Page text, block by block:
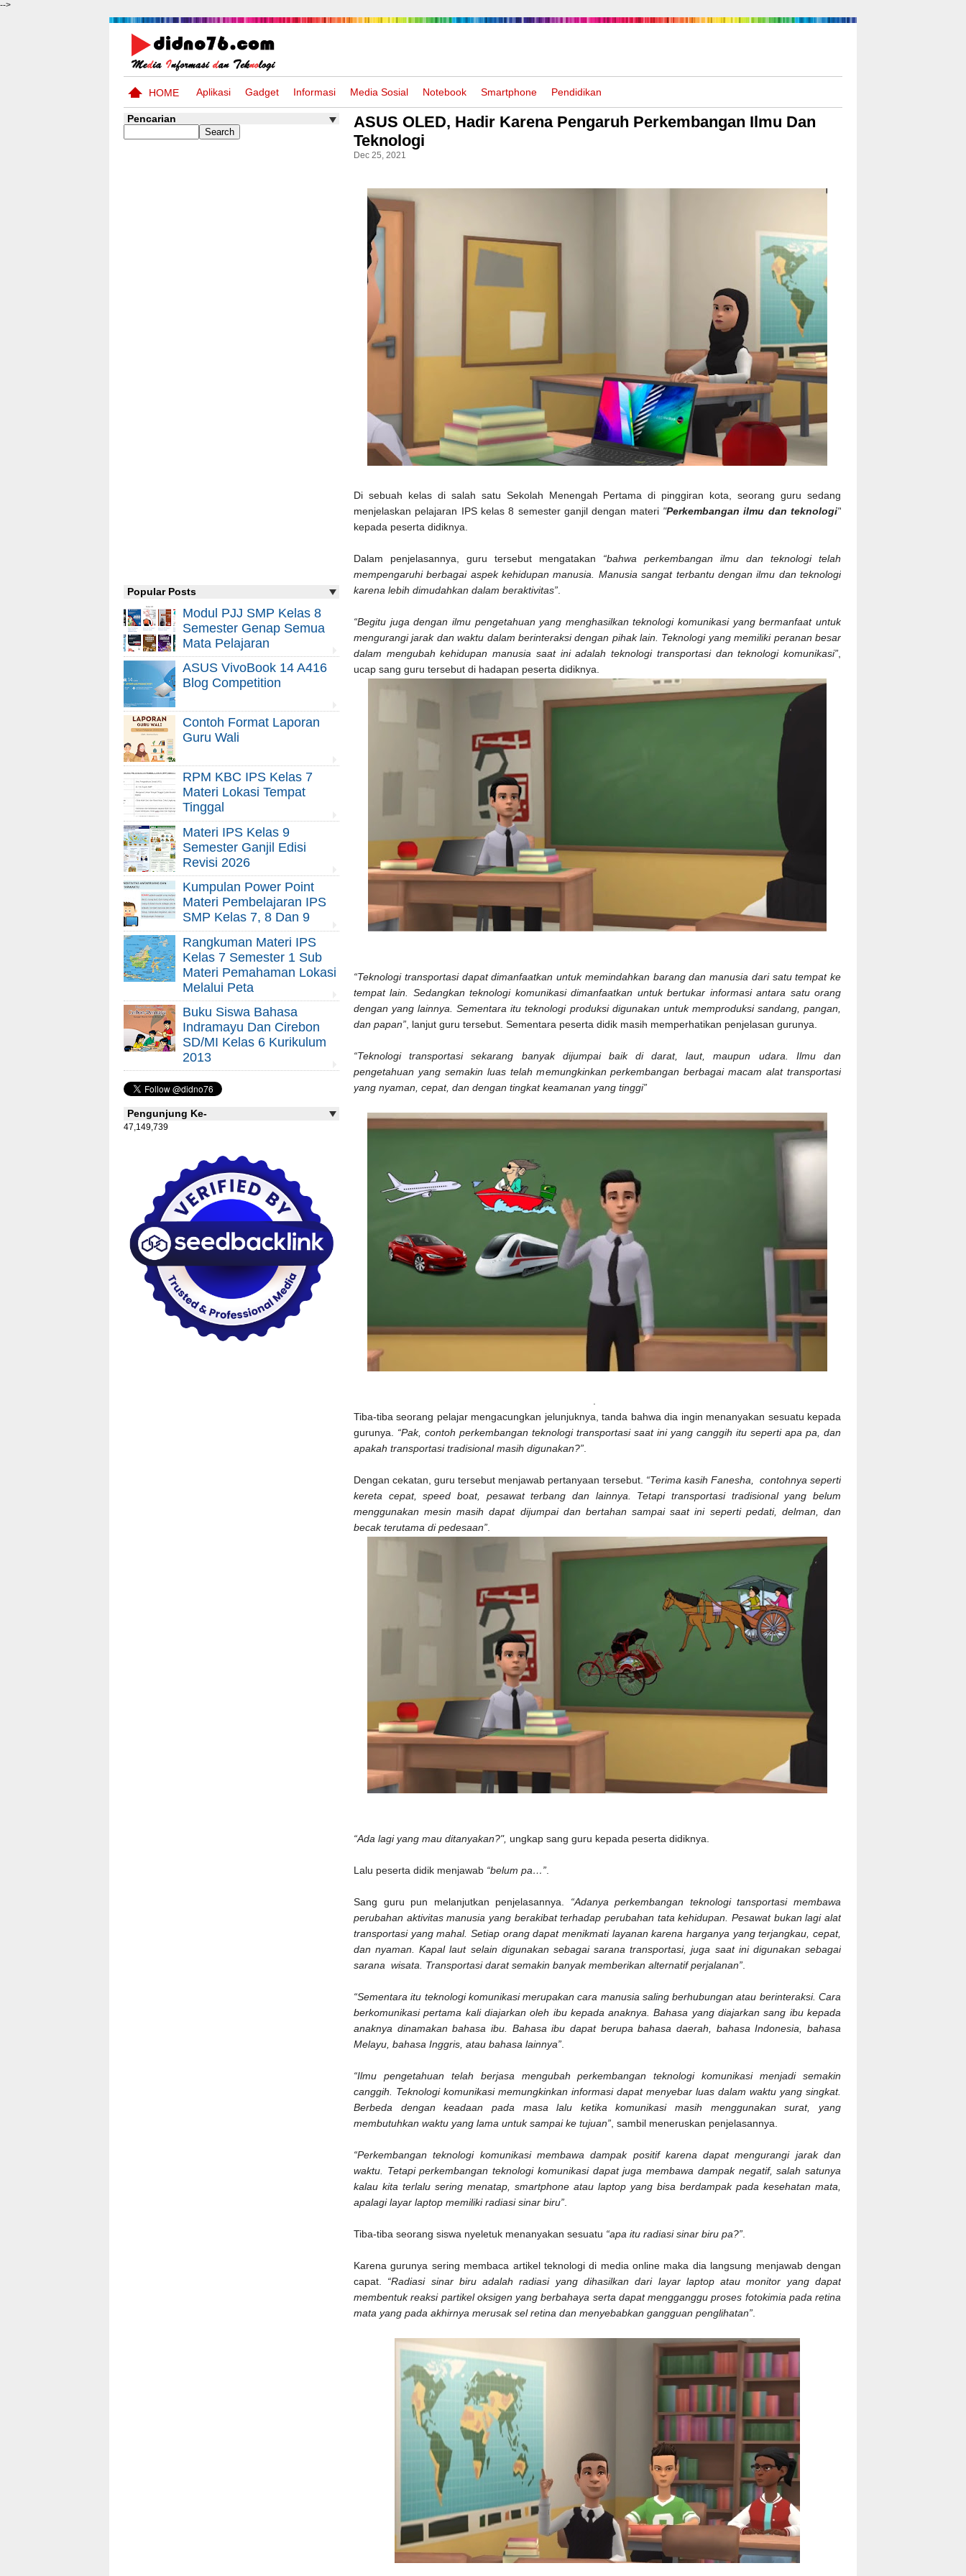
-->
HOME Aplikasi Gadget Informasi Media Sosial Notebook Smartphone Pendidikan
ASUS OLED, Hadir Karena Pengaruh Perkembangan Ilmu Dan
Teknologi
Dec 25, 2021
Di sebuah kelas di salah satu Sekolah Menengah Pertama di pinggiran kota, seorang guru sedang
menjelaskan pelajaran IPS kelas 8 semester ganjil dengan materi "Perkembangan ilmu dan teknologi"
kepada peserta didiknya.
Dalam penjelasannya, guru tersebut mengatakan “bahwa perkembangan ilmu dan teknologi telah
mempengaruhi berbagai aspek kehidupan manusia. Manusia sangat terbantu dengan ilmu dan teknologi
karena lebih dimudahkan dalam beraktivitas”
“Begitu juga dengan ilmu pengetahuan yang menghasilkan teknologi komunikasi yang bermanfaat untuk
mengurangi jarak dan waktu dalam berinteraksi dengan pihak lain. Teknologi yang memiliki peranan besar
dalam mengubah kehidupan manusia saat ini adalah teknologi transportasi dan teknologi komunikasi”
ucap sang guru tersebut di hadapan peserta didiknya.
“Teknologi transportasi dapat dimanfaatkan untuk memindahkan barang dan manusia dari satu tempat ke
tempat lain. Sedangkan teknologi komunikasi dimanfaatkan untuk bertukar informasi antara satu orang
dengan yang lainnya. Sementara itu teknologi produksi digunakan untuk memproduksi sandang, pangan,
dan papan” , lanjut guru tersebut. Sementara peserta didik masih memperhatikan penjelasan gurunya.
“Teknologi transportasi sekarang banyak dijumpai baik di darat, laut, maupun udara. Ilmu dan
pengetahuan yang semakin luas telah memungkinkan perkembangan berbagai macam alat transportasi
yang nyaman, cepat, dan dengan tingkat keamanan yang tinggi”
Tiba-tiba seorang pelajar mengacungkan jelunjuknya, tanda bahwa dia ingin menanyakan sesuatu kepada
gurunya. “Pak, contoh perkembangan teknologi transportasi saat ini yang canggih itu seperti apa pa, dan
apakah transportasi tradisional masih digunakan?”
Dengan cekatan, guru tersebut menjawab pertanyaan tersebut. “Terima kasih Fanesha, contohnya seperti
kereta cepat, speed boat, pesawat terbang dan lainnya. Tetapi transportasi tradisional yang belum
menggunakan mesin masih dapat dijumpai dan bertahan sampai saat ini seperti pedati, delman, dan
becak terutama di pedesaan”
“Ada lagi yang mau ditanyakan?", ungkap sang guru kepada peserta didiknya.
Lalu peserta didik menjawab “belum pa…”
Sang guru pun melanjutkan penjelasannya. “Adanya perkembangan teknologi tansportasi membawa
perubahan aktivitas manusia yang berakibat terhadap perubahan tata kehidupan. Pesawat bukan lagi alat
transportasi yang mahal. Setiap orang dapat menikmati layanan karena harganya yang terjangkau, cepat,
dan nyaman. Kapal laut selain digunakan sebagai sarana transportasi, juga saat ini digunakan sebagai
sarana wisata. Transportasi darat semakin banyak memberikan alternatif perjalanan”
“Sementara itu teknologi komunikasi merupakan cara manusia saling berhubungan atau berinteraksi. Cara
berkomunikasi pertama kali diajarkan oleh ibu kepada anaknya. Bahasa yang diajarkan sang ibu kepada
anaknya dinamakan bahasa ibu. Bahasa ibu dapat berupa bahasa daerah, bahasa Indonesia, bahasa
Melayu, bahasa Inggris, atau bahasa lainnya”
“Ilmu pengetahuan telah berjasa mengubah perkembangan teknologi komunikasi menjadi semakin
canggih. Teknologi komunikasi memungkinkan informasi dapat menyebar luas dalam waktu yang singkat.
Berbeda dengan keadaan pada masa lalu ketika komunikasi masih menggunakan surat, yang
membutuhkan waktu yang lama untuk sampai ke tujuan” , sambil meneruskan penjelasannya.
“Perkembangan teknologi komunikasi membawa dampak positif karena dapat mengurangi jarak dan
waktu. Tetapi perkembangan teknologi komunikasi dapat juga membawa dampak negatif, salah satunya
kalau kita terlalu sering menatap, smartphone atau laptop yang bisa berdampak pada kesehatan mata,
apalagi layar laptop memiliki radiasi sinar biru”
Tiba-tiba seorang siswa nyeletuk menanyakan sesuatu “apa itu radiasi sinar biru pa?”
Karena gurunya sering membaca artikel teknologi di media online maka dia langsung menjawab dengan
capat. “Radiasi sinar biru adalah radiasi yang dihasilkan dari layar laptop atau monitor yang dapat
membentuk reaksi partikel oksigen yang berbahaya serta dapat mengganggu proses fotokimia pada retina
mata yang pada akhirnya merusak sel retina dan menyebabkan gangguan penglihatan”
Pencarian
Popular Posts
Modul PJJ SMP Kelas 8
Semester Genap Semua
Mata Pelajaran
ASUS VivoBook 14 A416
Blog Competition
Contoh Format Laporan
Guru Wali
RPM KBC IPS Kelas 7
Materi Lokasi Tempat
Tinggal
Materi IPS Kelas 9
Semester Ganjil Edisi
Revisi 2026
Kumpulan Power Point
Materi Pembelajaran IPS
SMP Kelas 7, 8 Dan 9
Rangkuman Materi IPS
Kelas 7 Semester 1 Sub
Materi Pemahaman Lokasi
Melalui Peta
Buku Siswa Bahasa
Indramayu Dan Cirebon
SD/MI Kelas 6 Kurikulum
2013
Pengunjung Ke-
47,149,739